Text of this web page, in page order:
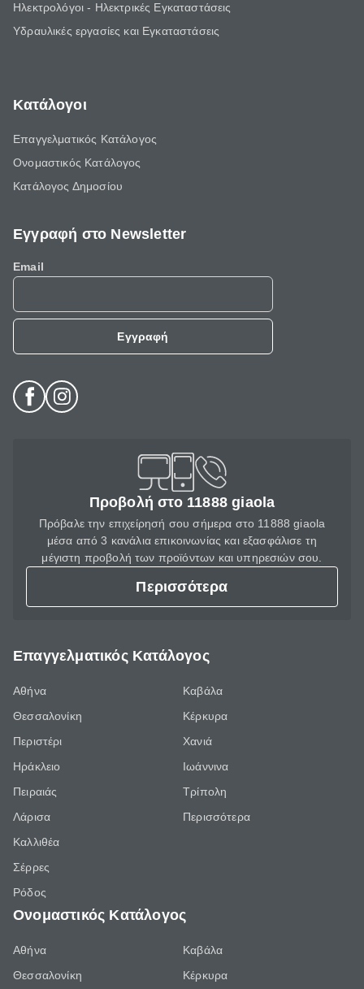
Ηλεκτρολόγοι - Ηλεκτρικές Εγκαταστάσεις
Υδραυλικές εργασίες και Εγκαταστάσεις
Κατάλογοι
Επαγγελματικός Κατάλογος
Ονομαστικός Κατάλογος
Κατάλογος Δημοσίου
Εγγραφή στο Newsletter
Email
Εγγραφή
Προβολή στο 11888 giaola
Πρόβαλε την επιχείρησή σου σήμερα στο 11888 giaola
μέσα από 3 κανάλια επικοινωνίας και εξασφάλισε τη
μέγιστη προβολή των προϊόντων και υπηρεσιών σου.
Περισσότερα
Επαγγελματικός Κατάλογος
Αθήνα
Θεσσαλονίκη
Περιστέρι
Ηράκλειο
Πειραιάς
Λάρισα
Καλλιθέα
Σέρρες
Ρόδος
Καβάλα
Κέρκυρα
Χανιά
Ιωάννινα
Τρίπολη
Περισσότερα
Ονομαστικός Κατάλογος
Αθήνα
Θεσσαλονίκη
Καβάλα
Κέρκυρα